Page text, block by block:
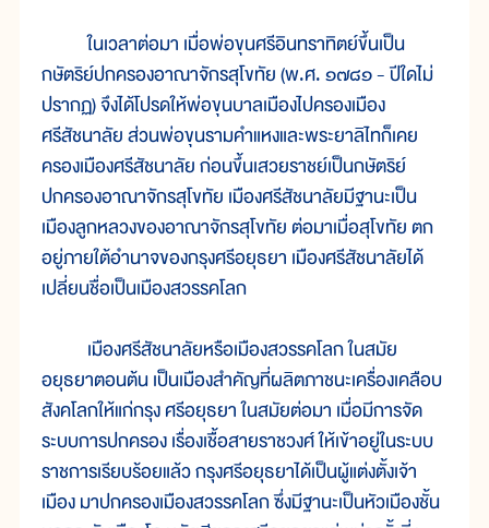
ในเวลาต่อมา เมื่อพ่อขุนศรีอินทราทิตย์ขึ้นเป็น
กษัตริย์ปกครองอาณาจักรสุโขทัย (พ.ศ. ๑๗๘๑ - ปีใดไม่
ปรากฏ) จึงได้โปรดให้พ่อขุนบาลเมืองไปครองเมือง
ศรีสัชนาลัย ส่วนพ่อขุนรามคำแหงและพระยาลิไทก็เคย
ครองเมืองศรีสัชนาลัย ก่อนขึ้นเสวยราชย์เป็นกษัตริย์
ปกครองอาณาจักรสุโขทัย เมืองศรีสัชนาลัยมีฐานะเป็น
เมืองลูกหลวงของอาณาจักรสุโขทัย ต่อมาเมื่อสุโขทัย ตก
อยู่ภายใต้อำนาจของกรุงศรีอยุธยา เมืองศรีสัชนาลัยได้
เปลี่ยนชื่อเป็นเมืองสวรรคโลก
เมืองศรีสัชนาลัยหรือเมืองสวรรคโลก ในสมัย
อยุธยาตอนต้น เป็นเมืองสำคัญที่ผลิตภาชนะเครื่องเคลือบ
สังคโลกให้แก่กรุง ศรีอยุธยา ในสมัยต่อมา เมื่อมีการจัด
ระบบการปกครอง เรื่องเชื้อสายราชวงศ์ ให้เข้าอยู่ในระบบ
ราชการเรียบร้อยแล้ว กรุงศรีอยุธยาได้เป็นผู้แต่งตั้งเจ้า
เมือง มาปกครองเมืองสวรรคโลก ซึ่งมีฐานะเป็นหัวเมืองชั้น